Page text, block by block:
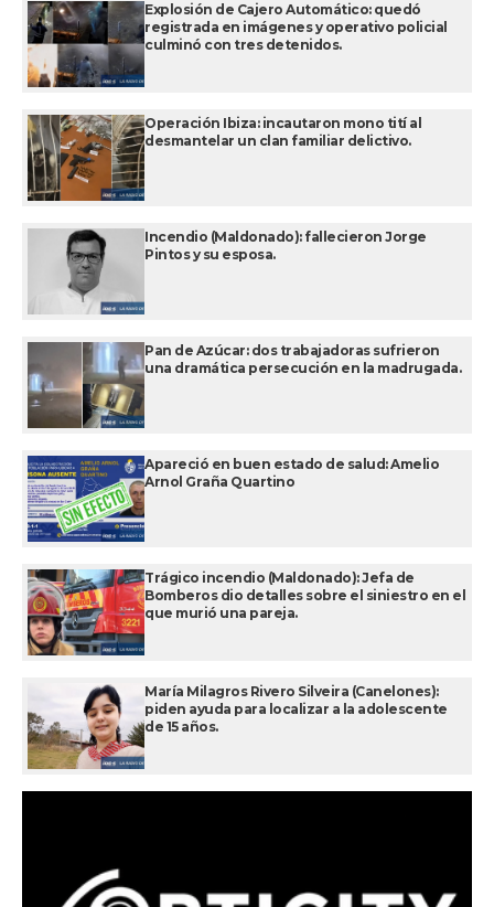
Explosión de Cajero Automático: quedó
registrada en imágenes y operativo policial
culminó con tres detenidos.
Operación Ibiza: incautaron mono tití al
desmantelar un clan familiar delictivo.
Incendio (Maldonado): fallecieron Jorge
Pintos y su esposa.
Pan de Azúcar: dos trabajadoras sufrieron
una dramática persecución en la madrugada.
Apareció en buen estado de salud: Amelio
Arnol Graña Quartino
Trágico incendio (Maldonado): Jefa de
Bomberos dio detalles sobre el siniestro en el
que murió una pareja.
María Milagros Rivero Silveira (Canelones):
piden ayuda para localizar a la adolescente
de 15 años.